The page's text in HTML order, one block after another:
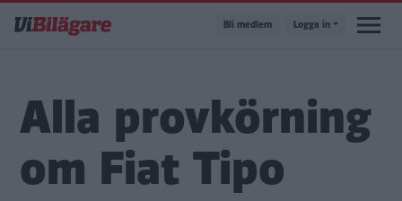
till
Bli medlem Logga in
Alla provkörning
om Fiat Tipo